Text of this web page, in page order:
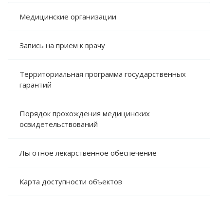
Медицинские организации
Запись на прием к врачу
Территориальная программа государственных
гарантий
Порядок прохождения медицинских
освидетельствований
Льготное лекарственное обеспечение
Карта доступности объектов